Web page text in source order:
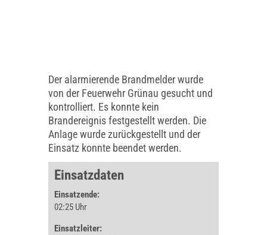
Der alarmierende Brandmelder wurde
von der Feuerwehr Grünau gesucht und
kontrolliert. Es konnte kein
Brandereignis festgestellt werden. Die
Anlage wurde zurückgestellt und der
Einsatz konnte beendet werden.
Einsatzdaten
Einsatzende:
02:25 Uhr
Einsatzleiter: